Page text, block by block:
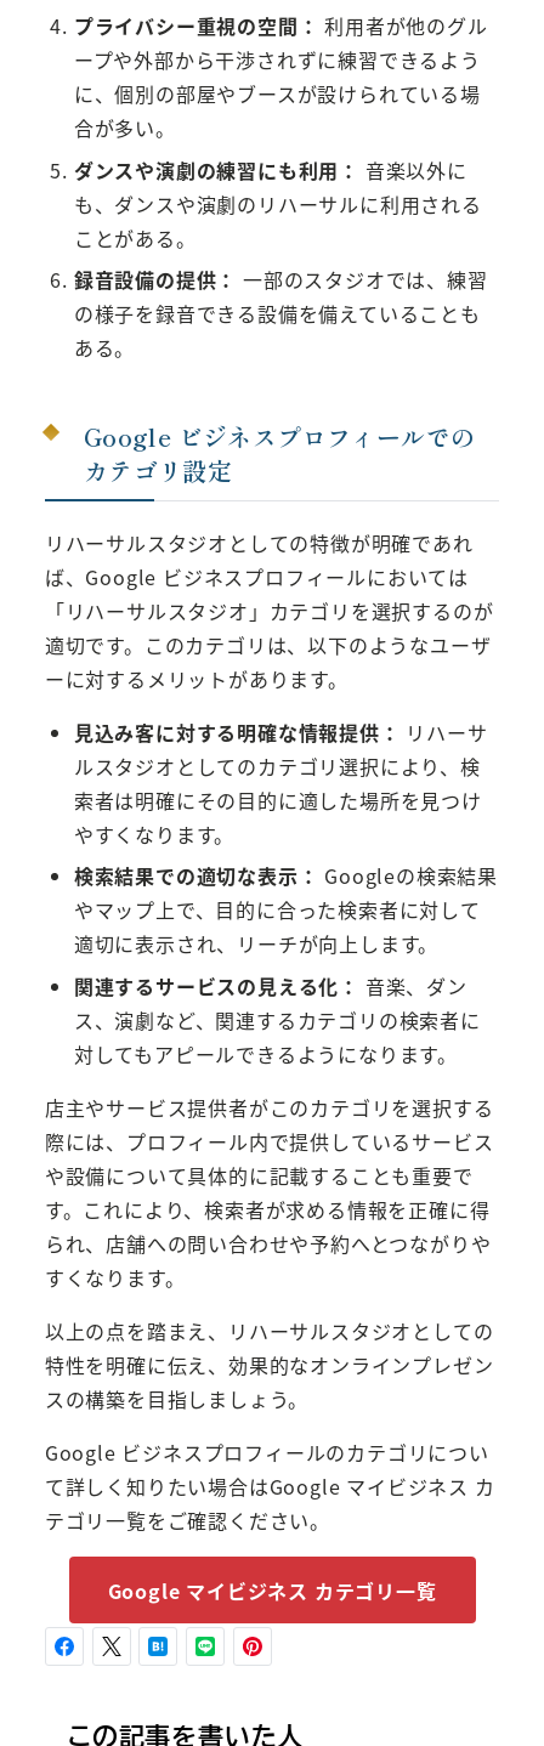
プライバシー重視の空間： 利用者が他のグル
ープや外部から干渉されずに練習できるよう
に、個別の部屋やブースが設けられている場
合が多い。
ダンスや演劇の練習にも利用： 音楽以外に
も、ダンスや演劇のリハーサルに利用される
ことがある。
録音設備の提供： 一部のスタジオでは、練習
の様子を録音できる設備を備えていることも
ある。
Google ビジネスプロフィールでの
カテゴリ設定
リハーサルスタジオとしての特徴が明確であれ
ば、Google ビジネスプロフィールにおいては
「リハーサルスタジオ」カテゴリを選択するのが
適切です。このカテゴリは、以下のようなユーザ
ーに対するメリットがあります。
見込み客に対する明確な情報提供： リハーサ
ルスタジオとしてのカテゴリ選択により、検
索者は明確にその目的に適した場所を見つけ
やすくなります。
検索結果での適切な表示： Googleの検索結果
やマップ上で、目的に合った検索者に対して
適切に表示され、リーチが向上します。
関連するサービスの見える化： 音楽、ダン
ス、演劇など、関連するカテゴリの検索者に
対してもアピールできるようになります。
店主やサービス提供者がこのカテゴリを選択する
際には、プロフィール内で提供しているサービス
や設備について具体的に記載することも重要で
す。これにより、検索者が求める情報を正確に得
られ、店舗への問い合わせや予約へとつながりや
すくなります。
以上の点を踏まえ、リハーサルスタジオとしての
特性を明確に伝え、効果的なオンラインプレゼン
スの構築を目指しましょう。
Google ビジネスプロフィールのカテゴリについ
て詳しく知りたい場合はGoogle マイビジネス カ
テゴリ一覧をご確認ください。
Google マイビジネス カテゴリ一覧
この記事を書いた人